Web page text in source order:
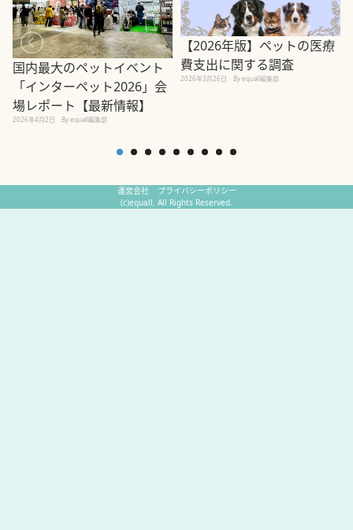
国内最大のペットイベント
「インターペット2026」会
場レポート【最新情報】
2026年4月2日 By equall編集部
【2026年版】ペットの医療
費支出に関する調査
2026年3月26日 By equall編集部
運営会社
プライバシーポリシー
(c)equall. All Rights Reserved.